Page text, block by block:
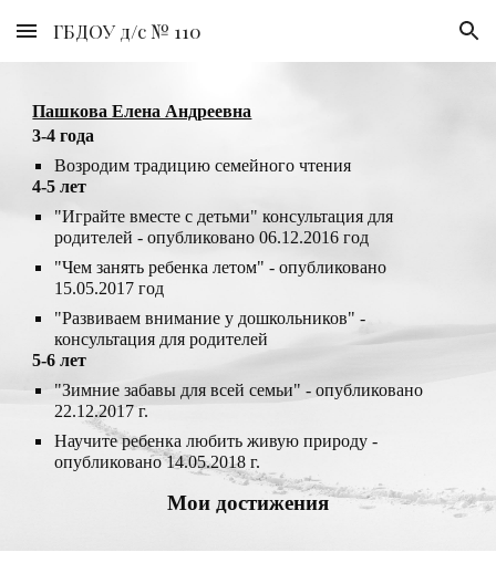
Skip to main content Skip to navigation
ГБДОУ д/с № 110
Пашкова Елена Андреевна
3-4 года
Возродим традицию семейного чтения
4-5 лет
"Играйте вместе с детьми" консультация для
родителей - опубликовано 06.12.2016 год
"Чем занять ребенка летом"
15.05.2017 год
"Развиваем внимание у дошкольников" -
консультация для родителей
5-6 лет
"Зимние забавы для всей семьи"
22.12.2017 г.
Научите ребенка любить живую природу -
опубликовано 14.05.2018 г.
Мои достижения